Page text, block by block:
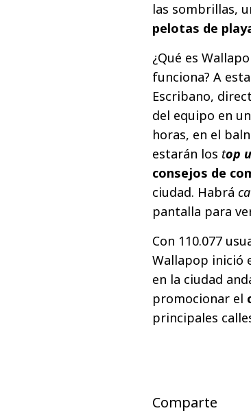
las sombrillas,
pelotas de
¿Qué es
funciona? A
Escribano,
del equipo en
horas, en el
estarán los top
consejos de
ciudad. Habrá
pantalla para
Con 110.077
Wallapop inició
en la ciudad
promocionar el
principales
Comparte